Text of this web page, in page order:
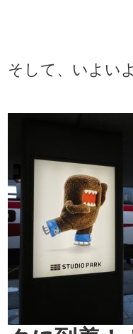
そして、いよい